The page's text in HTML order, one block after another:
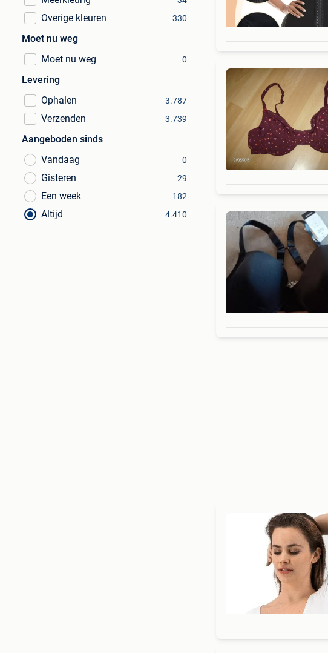
Overige kleuren 330
Moet nu weg
Moet nu weg
0
Levering
Ophalen
3.787
Verzenden 3.739
Aangeboden sinds
Vandaag
0
Gisteren 29
Een week 182
Altijd 4.410